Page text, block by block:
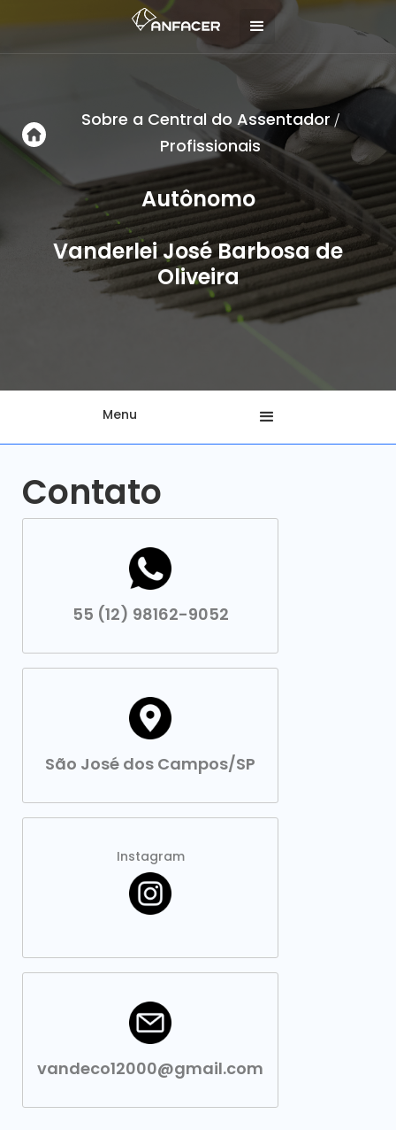
Sobre a Central do Assentador /
Profissionais
Autônomo
Vanderlei José Barbosa de
Oliveira
Menu
Contato
55 (12) 98162-9052
São José dos Campos/SP
Instagram
vandeco12000@gmail.com